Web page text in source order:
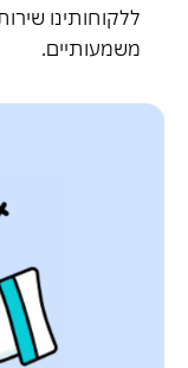
ללקוחותינו
משמעותיים.